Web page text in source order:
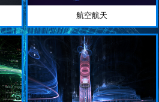
航空航天